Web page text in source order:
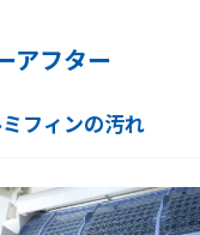
アフター
フィンの汚れ